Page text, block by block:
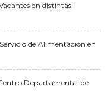
en distintas
de Alimentación en
Departamental de